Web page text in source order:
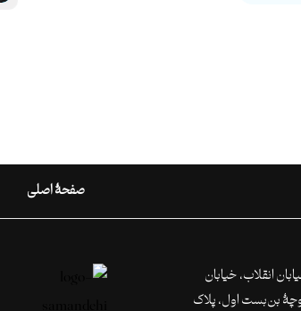
صفحۀ اصلی
انقلاب، خیابان
بن‌بست اول، پلاک